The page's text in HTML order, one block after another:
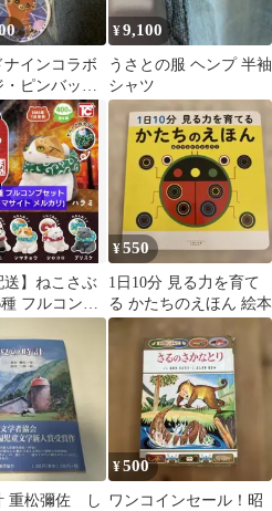
ナインコラボ
ピンバッ
アカード【さ
¥9,100
うさとの服 ヘンプ 半袖
シャツ
送】ねこさぶ
フルコンプ
チャ
¥550
1日10分 見る力を育て
る かたちのえほん 絵本
重松彌佐 し
¥500
ワンコインセール！昭